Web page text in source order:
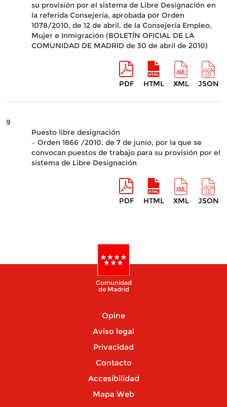
su provisión por el sistema de Libre Designación en
la referida Consejería, aprobada por Orden
1078/2010, de 12 de abril, de la Consejería Empleo,
Mujer e Inmigración (BOLETÍN OFICIAL DE LA
COMUNIDAD DE MADRID de 30 de abril de 2010)
PDF HTML XML JSON
9
Puesto libre designación
– Orden 1866 /2010, de 7 de junio, por la que se
convocan puestos de trabajo para su provisión por el
sistema de Libre Designación
PDF HTML XML JSON
Comunidad
de Madrid
Opine
Aviso legal
Privacidad
Contacto
Accesibilidad
Mapa Web